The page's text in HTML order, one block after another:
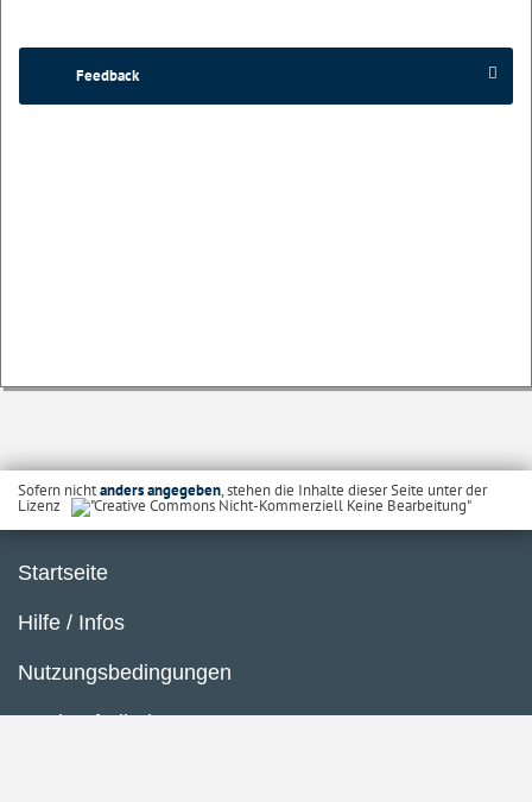
Feedback
Sofern nichtanders angegeben, stehen die Inhalte dieser Seite unter der
Lizenz
Startseite
Hilfe / Infos
Nutzungsbedingungen
Barrierefreiheit